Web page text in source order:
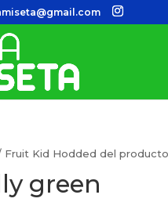
Fruit Kid Hodded del
green